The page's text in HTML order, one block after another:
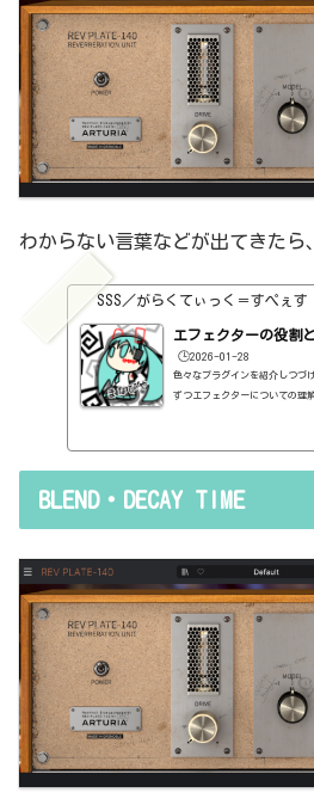
わからない言葉などが出てきたら
SSS／がらくてぃっく＝すぺぇす
エフェクターの役割
🕒️2026-01-28
色々なプラグインを紹介しつづ
ずつエフェクターについての理
で基本的なつまみに関する説明
BLEND・DECAY TIME